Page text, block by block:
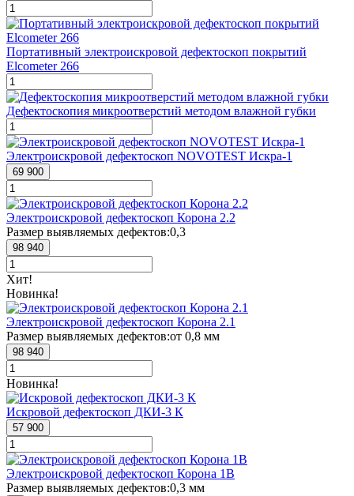
Портативный электроискровой дефектоскоп покрытий
Elcometer 266
Дефектоскопия микроотверстий методом влажной губки
Электроискровой дефектоскоп NOVOTEST Искра-1
69 900
Электроискровой дефектоскоп Корона 2.2
Размер выявляемых дефектов:0,3
98 940
Хит!
Новинка!
Электроискровой дефектоскоп Корона 2.1
Размер выявляемых дефектов:от 0,8 мм
98 940
Новинка!
Искровой дефектоскоп ДКИ-3 К
57 900
Электроискровой дефектоскоп Корона 1В
Размер выявляемых дефектов:0,3 мм